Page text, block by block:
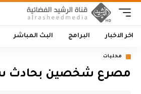
اخر الاخبار البرامج البث المباشر
محليات
مصرع شخصين بحادث